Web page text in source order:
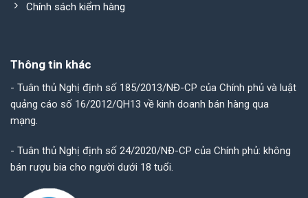
Chính sách kiểm hàng
Thông tin khác
- Tuân thủ Nghị định số 185/2013/NĐ-CP của Chính phủ và luật
quảng cáo số 16/2012/QH13 về kinh doanh bán hàng qua
mạng.
- Tuân thủ Nghị định số 24/2020/NĐ-CP của Chính phủ: không
bán rượu bia cho người dưới 18 tuổi.